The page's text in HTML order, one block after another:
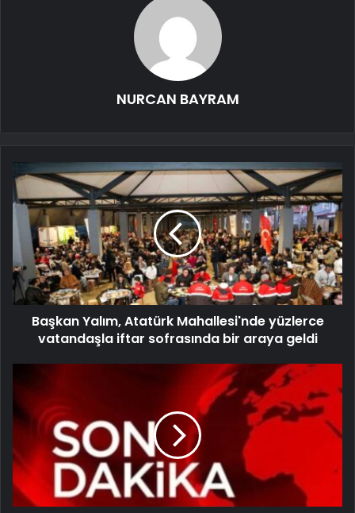
NURCAN BAYRAM
Başkan Yalım, Atatürk Mahallesi'nde yüzlerce
vatandaşla iftar sofrasında bir araya geldi